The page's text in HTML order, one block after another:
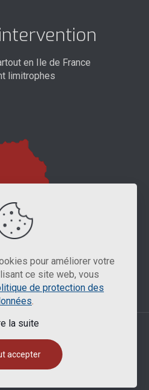
en Ile de France
limitrophes
-Mentions légales
pour améliorer votre
ce site web, vous
de protection des
.
la suite
accepter